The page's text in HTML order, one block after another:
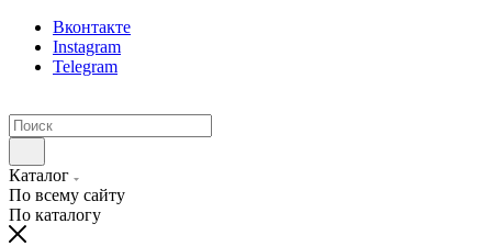
Вконтакте
Instagram
Telegram
Каталог
По всему сайту
По каталогу